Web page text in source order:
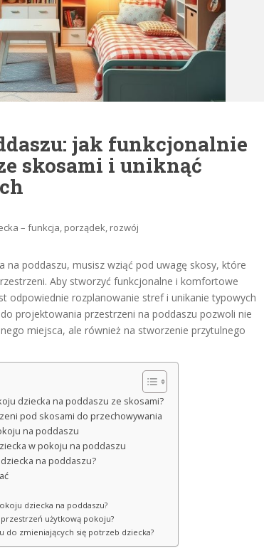
jak funkcjonalnie
skosami i uniknąć
– funkcja, porządek, rozwój
na poddaszu, musisz wziąć pod uwagę skosy, które
Aby stworzyć funkcjonalne i komfortowe
odpowiednie rozplanowanie stref i unikanie typowych
projektowania przestrzeni na poddaszu pozwoli nie
miejsca, ale również na stworzenie przytulnego
dziecka na poddaszu ze skosami?
pod skosami do przechowywania
na poddaszu
w pokoju na poddaszu
na poddaszu?
dziecka na poddaszu?
użytkową pokoju?
do zmieniających się potrzeb dziecka?